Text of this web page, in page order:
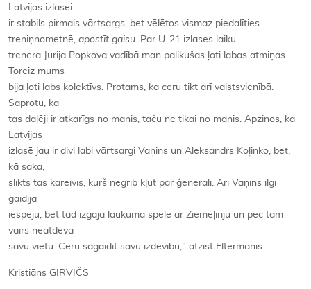
Latvijas izlasei
ir stabils pirmais vārtsargs, bet vēlētos vismaz piedalīties
treniņnometnē, apostīt gaisu. Par U-21 izlases laiku
trenera Jurija Popkova vadībā man palikušas ļoti labas atmiņas.
Toreiz mums
bija ļoti labs kolektīvs. Protams, ka ceru tikt arī valstsvienībā.
Saprotu, ka
tas daļēji ir atkarīgs no manis, taču ne tikai no manis. Apzinos, ka
Latvijas
izlasē jau ir divi labi vārtsargi Vaņins un Aleksandrs Koļinko, bet,
kā saka,
slikts tas kareivis, kurš negrib kļūt par ģenerāli. Arī Vaņins ilgi
gaidīja
iespēju, bet tad izgāja laukumā spēlē ar Ziemeļīriju un pēc tam
vairs neatdeva
savu vietu. Ceru sagaidīt savu izdevību," atzīst Eltermanis.
Kristiāns GIRVIČS